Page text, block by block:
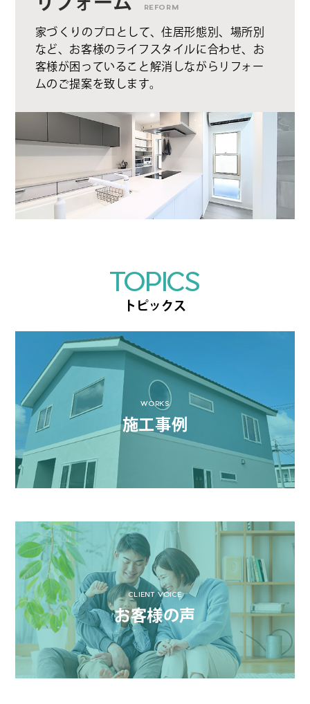
REFORM
家づくりのプロとして、住居形態別、場所別
など、お客様のライフスタイルに合わせ、お
客様が困っていること解消しながらリフォー
ムのご提案を致します。
TOPICS
トピックス
WORKS
施工事例
CLIENT VOICE
お客様の声